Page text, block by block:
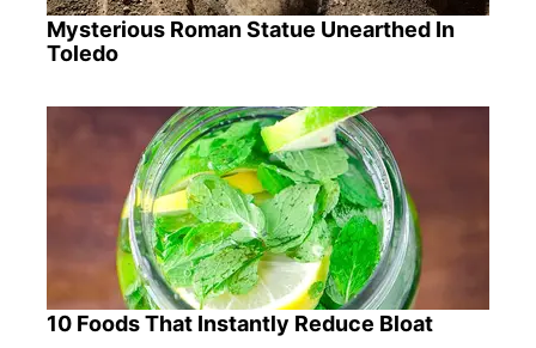
Mysterious Roman Statue Unearthed In
Toledo
10 Foods That Instantly Reduce Bloat